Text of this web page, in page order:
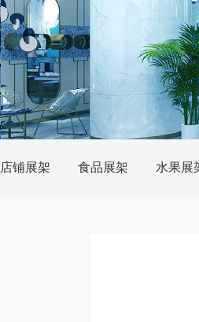
店铺展架 食品展架 水果展